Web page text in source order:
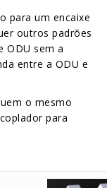
para um encaixe
outros padrões
ODU sem a
entre a ODU e
o mesmo
para